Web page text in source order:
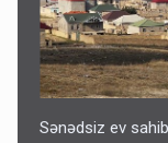
Sənədsiz ev